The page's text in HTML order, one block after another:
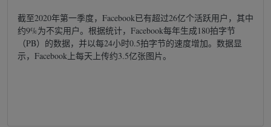
截至2020年第一季度，Facebook已有超过26亿个活跃用户，其中
约9%为不实用户。根据统计，Facebook每年生成180拍字节
（PB）的数据，并以每24小时0.5拍字节的速度增加。数据显
示，Facebook上每天上传约3.5亿张图片。